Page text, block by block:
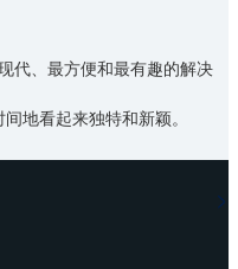
代、最方便和最有趣的解决
地看起来独特和新颖。